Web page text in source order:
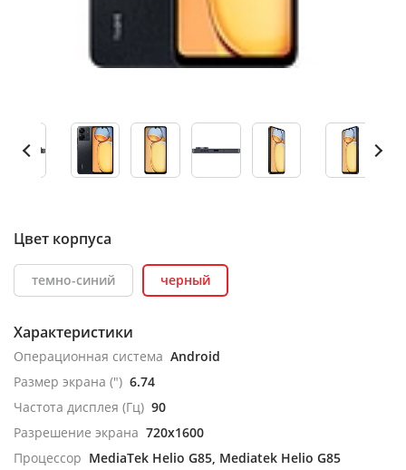
Цвет корпуса
темно-синий черный
Характеристики
Операционная система Android
Размер экрана (") 6.74
Частота дисплея (Гц) 90
Разрешение экрана 720x1600
Процессор MediaTek Helio G85, Mediatek Helio G85